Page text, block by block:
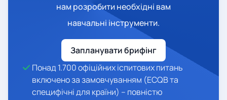
нам розробити необхідні вам
навчальні інструменти.
Запланувати брифінг
Понад 1.700 офіційних іспитових питань
включено за замовчуванням (ECQB та
специфічні для країни) – повністю